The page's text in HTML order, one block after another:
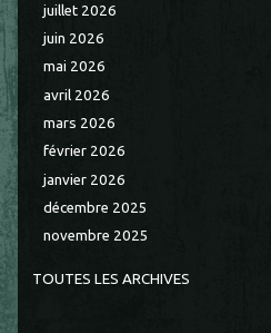
juillet 2026
juin 2026
mai 2026
avril 2026
mars 2026
février 2026
janvier 2026
décembre 2025
novembre 2025
TOUTES LES ARCHIVES